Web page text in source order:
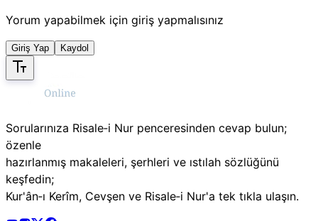
Yorum yapabilmek için giriş yapmalısınız
Giriş Yap Kaydol
Sorularınıza Risale‑i Nur penceresinden cevap bulun;
özenle
hazırlanmış makaleleri, şerhleri ve ıstılah sözlüğünü
keşfedin;
Kur'ân‑ı Kerîm, Cevşen ve Risale‑i Nur'a tek tıkla ulaşın.